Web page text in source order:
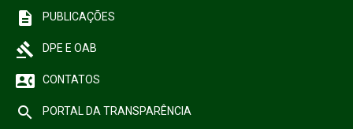
description PUBLICAÇÕES
gavel DPE E OAB
contact_phone CONTATOS
search PORTAL DA TRANSPARÊNCIA